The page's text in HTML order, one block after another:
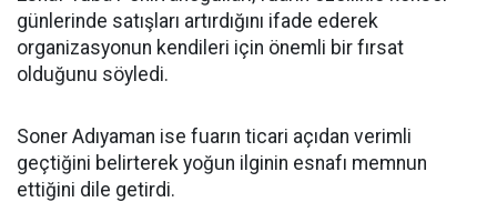
günlerinde satışları artırdığını ifade ederek
organizasyonun kendileri için önemli bir fırsat
olduğunu söyledi.
Soner Adıyaman ise fuarın ticari açıdan verimli
geçtiğini belirterek yoğun ilginin esnafı memnun
ettiğini dile getirdi.